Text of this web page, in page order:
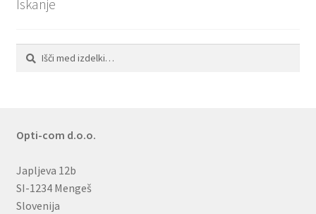
Iskanje
Išči:
Iskanje
Opti-com d.o.o.
Japljeva 12b
SI-1234 Mengeš
Slovenija